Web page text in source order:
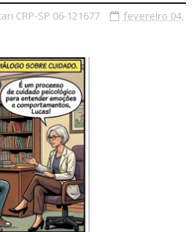
CRP-SP 06-121677
fevereiro 04,